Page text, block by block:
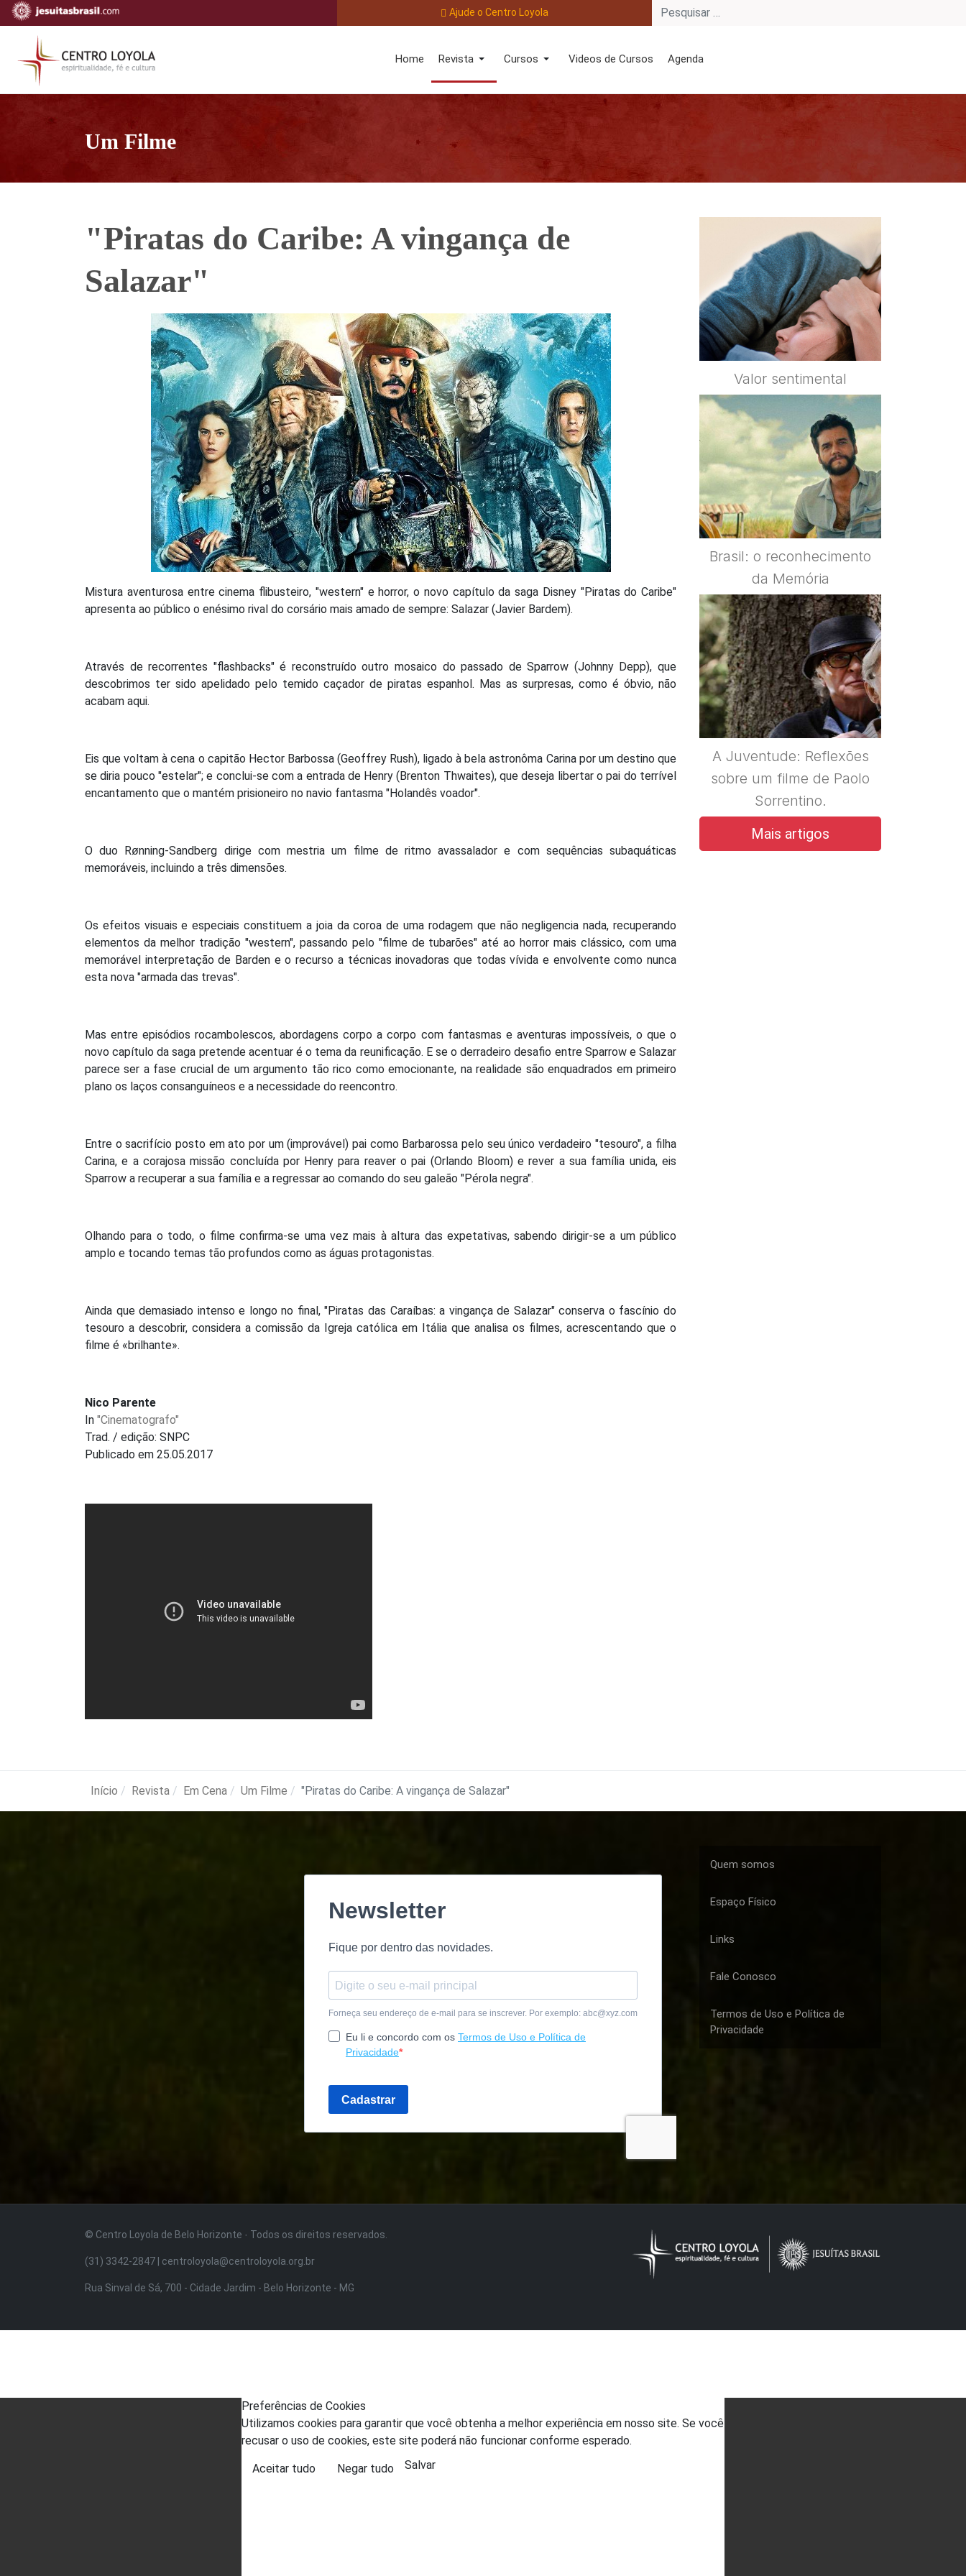
Ajude o Centro Loyola
Home Revista Cursos Videos de Cursos Agenda
Um Filme
"Piratas do Caribe: A vingança de
Salazar"
Mistura aventurosa entre cinema flibusteiro, "western" e horror, o novo capítulo da saga Disney "Piratas do Caribe"
apresenta ao público o enésimo rival do corsário mais amado de sempre: Salazar (Javier Bardem).
Através de recorrentes "flashbacks" é reconstruído outro mosaico do passado de Sparrow (Johnny Depp), que
descobrimos ter sido apelidado pelo temido caçador de piratas espanhol. Mas as surpresas, como é óbvio, não
acabam aqui.
Eis que voltam à cena o capitão Hector Barbossa (Geoffrey Rush), ligado à bela astronôma Carina por um destino que
se diria pouco "estelar"; e conclui-se com a entrada de Henry (Brenton Thwaites), que deseja libertar o pai do terrível
encantamento que o mantém prisioneiro no navio fantasma "Holandês voador".
O duo Rønning-Sandberg dirige com mestria um filme de ritmo avassalador e com sequências subaquáticas
memoráveis, incluindo a três dimensões.
Os efeitos visuais e especiais constituem a joia da coroa de uma rodagem que não negligencia nada, recuperando
elementos da melhor tradição "western", passando pelo "filme de tubarões" até ao horror mais clássico, com uma
memorável interpretação de Barden e o recurso a técnicas inovadoras que todas vívida e envolvente como nunca
esta nova "armada das trevas".
Mas entre episódios rocambolescos, abordagens corpo a corpo com fantasmas e aventuras impossíveis, o que o
novo capítulo da saga pretende acentuar é o tema da reunificação. E se o derradeiro desafio entre Sparrow e Salazar
parece ser a fase crucial de um argumento tão rico como emocionante, na realidade são enquadrados em primeiro
plano os laços consanguíneos e a necessidade do reencontro.
Entre o sacrifício posto em ato por um (improvável) pai como Barbarossa pelo seu único verdadeiro "tesouro", a filha
Carina, e a corajosa missão concluída por Henry para reaver o pai (Orlando Bloom) e rever a sua família unida, eis
Sparrow a recuperar a sua família e a regressar ao comando do seu galeão "Pérola negra".
Olhando para o todo, o filme confirma-se uma vez mais à altura das expetativas, sabendo dirigir-se a um público
amplo e tocando temas tão profundos como as águas protagonistas.
Ainda que demasiado intenso e longo no final, "Piratas das Caraíbas: a vingança de Salazar" conserva o fascínio do
tesouro a descobrir, considera a comissão da Igreja católica em Itália que analisa os filmes, acrescentando que o
filme é «brilhante».
Nico Parente
In "Cinematografo"
Trad. / edição: SNPC
Publicado em 25.05.2017
Valor sentimental
Brasil: o reconhecimento
da Memória
A Juventude: Reflexões
sobre um filme de Paolo
Sorrentino.
Mais artigos
Início Revista Em Cena Um Filme "Piratas do Caribe: A vingança de Salazar"
Quem somos
Espaço Físico
Links
Fale Conosco
Termos de Uso e Política de
Privacidade
© Centro Loyola de Belo Horizonte · Todos os direitos reservados.
(31) 3342-2847 | centroloyola@centroloyola.org.br
Rua Sinval de Sá, 700 - Cidade Jardim - Belo Horizonte - MG
Preferências de Cookies
Utilizamos cookies para garantir que você obtenha a melhor experiência em nosso site. Se você
recusar o uso de cookies, este site poderá não funcionar conforme esperado.
Aceitar tudo Negar tudo Salvar